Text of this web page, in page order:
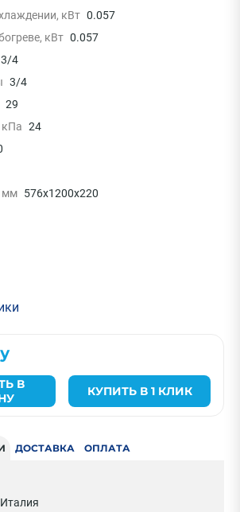
кВт 0.057
кВт 0.057
3/4
3/4
29
кПа 24
мм 576x1200x220
В
КУПИТЬ В 1 КЛИК
ДОСТАВКА ОПЛАТА
Италия